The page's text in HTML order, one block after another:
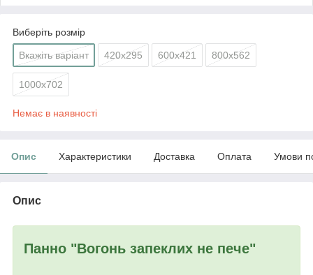
Виберіть розмір
Вкажіть варіант 420х295 600х421 800х562
1000х702
Немає в наявності
Опис Характеристики Доставка Оплата Умови
Опис
Панно "Вогонь запеклих не пече"